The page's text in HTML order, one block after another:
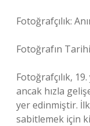
Fotoğrafçılık:
Fotoğrafın
Fotoğrafçılık,
ancak hızla
yer edinmiştir.
sabitlemek için